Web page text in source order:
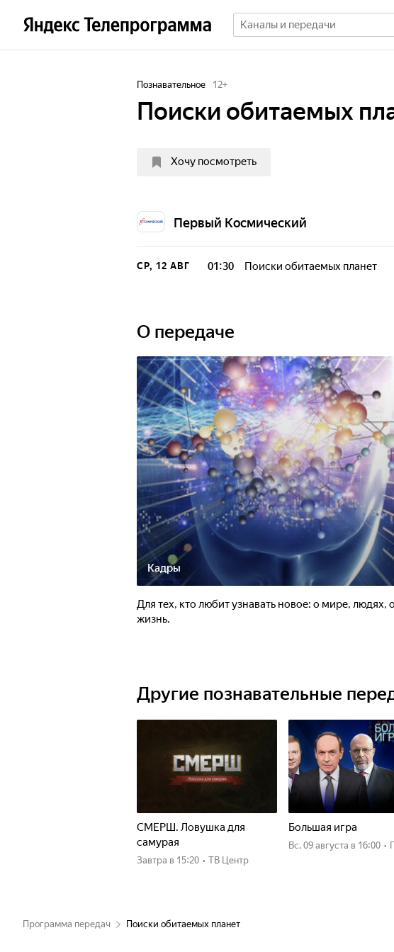
Познавательное 12+
Поиски обитаемых
Хочу посмотреть
Первый Космический
СР, 12 АВГ 01:30 Поиски обитаемых планет
О передаче
Кадры
Для тех, кто любит узнавать новое: о мире,
жизнь.
Другие познавательные
СМЕРШ. Ловушка для
самурая
Завтра в 15:20 • ТВ Центр
Большая игра
вс, 09 августа в 16:00 •
Программа передач Поиски обитаемых планет